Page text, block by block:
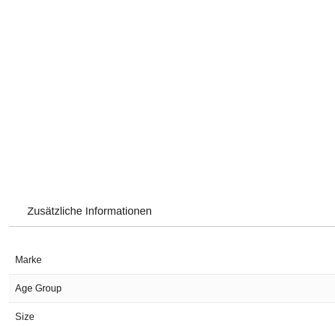
Zusätzliche Informationen
Marke
Age Group
Size